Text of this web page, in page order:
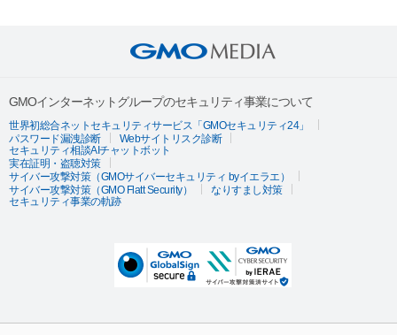
GMOインターネットグループのセキュリティ事業について
世界初総合ネットセキュリティサービス「GMOセキュリティ24」
パスワード漏洩診断
Webサイトリスク診断
セキュリティ相談AIチャットボット
実在証明・盗聴対策
サイバー攻撃対策（GMOサイバーセキュリティ byイエラエ）
サイバー攻撃対策（GMO Flatt Security）
なりすまし対策
セキュリティ事業の軌跡